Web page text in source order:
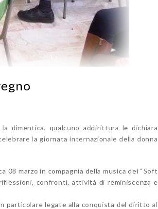
dimentica, qualcuno addirittura le dichiara
la giornata internazionale della donna
08 marzo in compagnia della musica dei “Soft
confronti, attività di reminiscenza e
particolare legate alla conquista del diritto al